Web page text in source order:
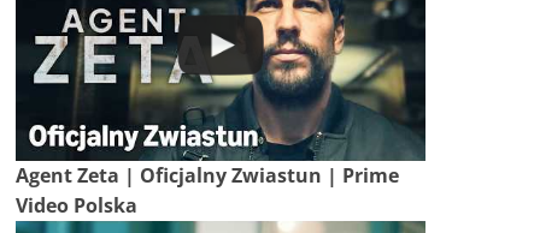
Agent Zeta | Oficjalny Zwiastun | Prime
Video Polska